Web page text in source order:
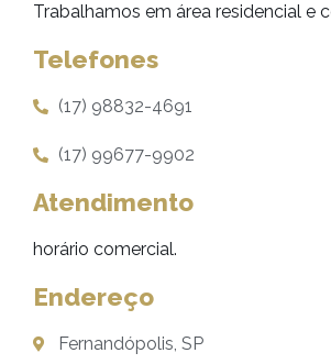
Trabalhamos em área residencial e
Telefones
(17) 98832-4691
(17) 99677-9902
Atendimento
horário comercial.
Endereço
Fernandópolis, SP